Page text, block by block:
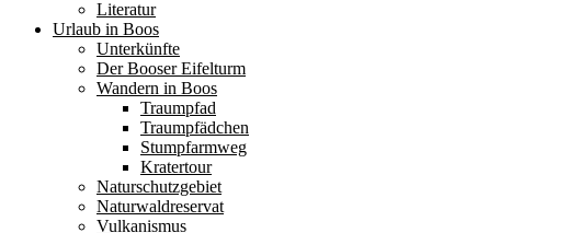
Literatur
Urlaub in Boos
Unterkünfte
Der Booser Eifelturm
Wandern in Boos
Traumpfad
Traumpfädchen
Stumpfarmweg
Kratertour
Naturschutzgebiet
Naturwaldreservat
Vulkanismus